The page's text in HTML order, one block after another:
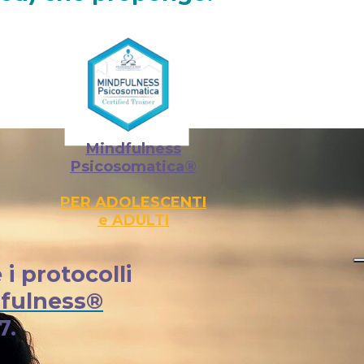
Mindfulness
Psicosomatica®
PER ADOLESCENTI
e ADULTI
i protocolli
anche a scuola o in azienda" }, { "@type":
e Consapevolezza Emotiva Pavia", "url":
in/manuelacrovatto",
professionista/manuela-crovatto",
"https://podcasts.apple.com/us/podcast/senza-
Emotiva per bambini, adolescenti, adulti |